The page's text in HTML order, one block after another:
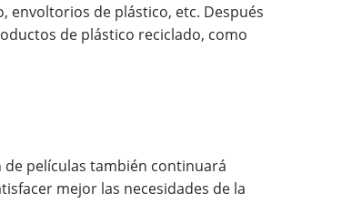
envoltorios de plástico, etc. Después
de plástico reciclado, como
películas también continuará
mejor las necesidades de la